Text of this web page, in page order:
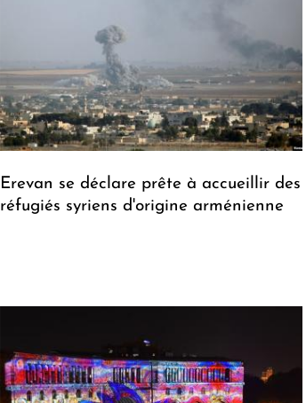
Erevan se déclare prête à accueillir des
réfugiés syriens d'origine arménienne